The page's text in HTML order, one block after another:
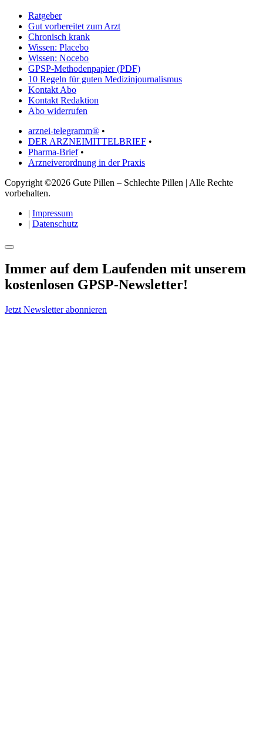
Ratgeber
Gut vorbereitet zum Arzt
Chronisch krank
Wissen: Placebo
Wissen: Nocebo
GPSP-Methodenpapier (PDF)
10 Regeln für guten Medizinjournalismus
Kontakt Abo
Kontakt Redaktion
Abo widerrufen
arznei-telegramm® •
DER ARZNEIMITTELBRIEF •
Pharma-Brief•
Arzneiverordnung in der Praxis
Copyright ©2026 Gute Pillen – Schlechte Pillen | Alle Rechte
vorbehalten.
| Impressum
| Datenschutz
Immer auf dem Laufenden mit unserem
kostenlosen GPSP-Newsletter!
Jetzt Newsletter abonnieren